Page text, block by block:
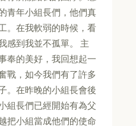
青年小組長們，他們真
。在我軟弱的時候，看
感到我並不孤單。 主
奉的美好，我回想起一
戰，如今我們有了許多
。在昨晚的小組長會後
組長們已經開始有為父
把小組當成他們的使命